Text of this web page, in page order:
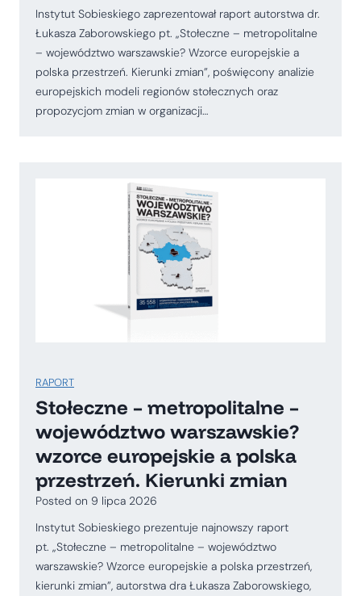
Instytut Sobieskiego zaprezentował raport autorstwa dr.
Łukasza Zaborowskiego pt. „Stołeczne – metropolitalne
– województwo warszawskie? Wzorce europejskie a
polska przestrzeń. Kierunki zmian”, poświęcony analizie
europejskich modeli regionów stołecznych oraz
propozycjom zmian w organizacji…
RAPORT
Stołeczne – metropolitalne –
województwo warszawskie?
wzorce europejskie a polska
przestrzeń. Kierunki zmian
Posted on 9 lipca 2026
Instytut Sobieskiego prezentuje najnowszy raport
pt. „Stołeczne – metropolitalne – województwo
warszawskie? Wzorce europejskie a polska przestrzeń,
kierunki zmian”, autorstwa dra Łukasza Zaborowskiego,